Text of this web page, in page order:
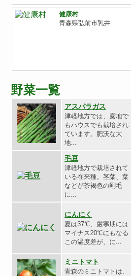
健康村
青森県弘前市乳井
野菜一覧
アスパラガス
津軽地方では、露地で
もハウスでも栽培され
ています。肥沃な大
地...
毛豆
津軽地方で栽培されて
いる在来種。茎葉、葉
などが茶褐色の剛毛
に...
にんにく
夏は37℃、厳寒期には
マイナス20℃にもなる
この温度差が、に...
ミニトマト
青森のミニトマトは、